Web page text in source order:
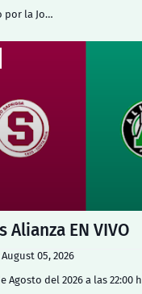
por la Jo…
Alianza EN VIVO
August 05, 2026
Agosto del 2026 a las 22:00